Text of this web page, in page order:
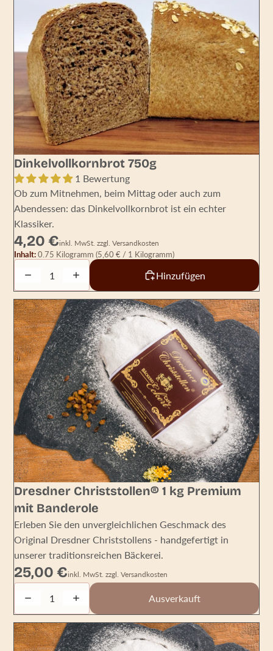
Dinkelvollkornbrot 750g
1 Bewertung
Ob zum Mitnehmen, beim Mittag oder auch zum
Abendessen: das Dinkelvollkornbrot ist ein echter
Klassiker.
4,20 €inkl. MwSt. zzgl. Versandkosten
Inhalt:0.75 Kilogramm(5,60 € / 1 Kilogramm)
Decrease quantityIncrease quantity Hinzufügen
AUSVERKAUFT
Dresdner Christstollen® 1 kg Premium
mit Banderole
Erleben Sie den unvergleichlichen Geschmack des
Original Dresdner Christstollens - handgefertigt in
unserer traditionsreichen Bäckerei.
25,00 €inkl. MwSt. zzgl. Versandkosten
Decrease quantityIncrease quantity Ausverkauft